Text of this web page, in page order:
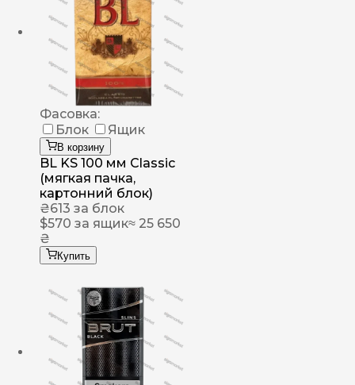
Фасовка:
Блок
Ящик
В корзину
BL KS 100 мм Classic
(мягкая пачка,
картонний блок)
₴613 за блок
$570 за ящик≈ 25 650
₴
Купить